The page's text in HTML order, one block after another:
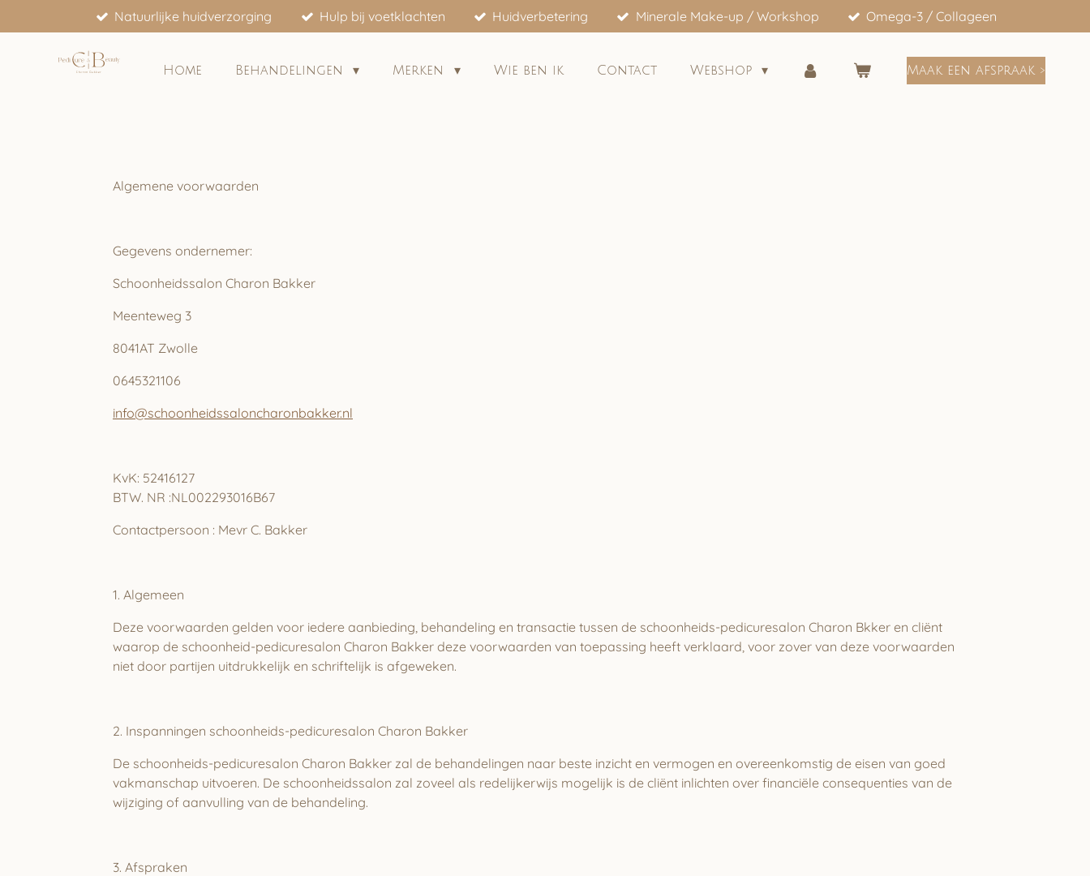
direct
Natuurlijke huidverzorging Hulp bij voetklachten Huidverbetering Minerale Make-up / Workshop Omega-3 / Collageen
Home Behandelingen Merken Wie ben ik Contact Webshop Maak een afspraak >
Algemene voorwaarden
Gegevens ondernemer:
Schoonheidssalon Charon Bakker
Meenteweg 3
8041AT Zwolle
0645321106
info@schoonheidssaloncharonbakker.nl
KvK: 52416127
BTW. NR :NL002293016B67
Contactpersoon : Mevr C. Bakker
1. Algemeen
Deze voorwaarden gelden voor iedere aanbieding, behandeling en transactie tussen de schoonheids-pedicuresalon Charon Bkker en cliënt
waarop de schoonheid-pedicuresalon Charon Bakker deze voorwaarden van toepassing heeft verklaard, voor zover van deze voorwaarden
niet door partijen uitdrukkelijk en schriftelijk is afgeweken.
2. Inspanningen schoonheids-pedicuresalon Charon Bakker
De schoonheids-pedicuresalon Charon Bakker zal de behandelingen naar beste inzicht en vermogen en overeenkomstig de eisen van goed
vakmanschap uitvoeren. De schoonheidssalon zal zoveel als redelijkerwijs mogelijk is de cliënt inlichten over financiële consequenties van de
wijziging of aanvulling van de behandeling.
3. Afspraken